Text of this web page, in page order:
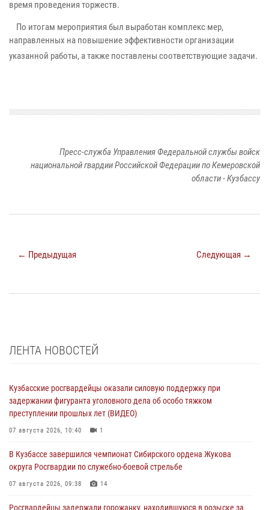
время проведения торжеств.
По итогам мероприятия был выработан комплекс мер,
направленных на повышение эффективности организации
указанной работы, а также поставлены соответствующие задачи.
Пресс-служба Управления Федеральной службы войск
национальной гвардии Российской Федерации по Кемеровской
области - Кузбассу
← Предыдущая Следующая →
ЛЕНТА НОВОСТЕЙ
Кузбасские росгвардейцы оказали силовую поддержку при
задержании фигуранта уголовного дела об особо тяжком
преступлении прошлых лет (ВИДЕО)
07 августа 2026, 10:40 1
В Кузбассе завершился чемпионат Сибирского ордена Жукова
округа Росгвардии по служебно-боевой стрельбе
07 августа 2026, 09:38 14
Росгвардейцы задержали горожанку, находившуюся в розыске за